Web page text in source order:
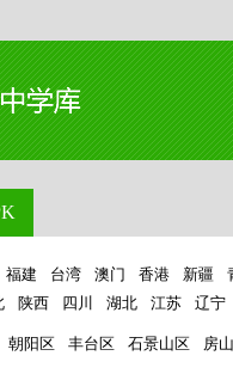
福建 台湾 澳门 香港 新疆
陕西 四川 湖北 江苏 辽宁
朝阳区 丰台区 石景山区 房